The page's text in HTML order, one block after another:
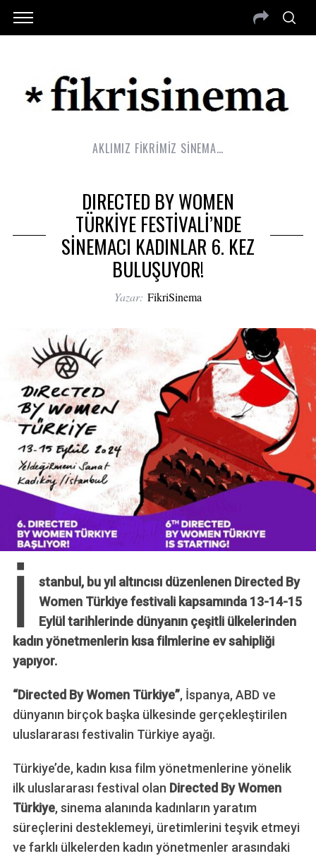
AKLIMIZ FİKRİMİZ SİNEMA…
DIRECTED BY WOMEN
TÜRKİYE FESTİVALİ’NDE
SİNEMACI KADINLAR 6. KEZ
BULUŞUYOR!
Yazar: FikriSinema
İ
stanbul, bu yıl altıncısı düzenlenen Directed By
Women Türkiye festivali kapsamında 13-14-15
Eylül tarihlerinde dünyanın çeşitli ülkelerinden
kadın yönetmenlerin kısa filmlerine ev sahipliği
yapıyor.
“Directed By Women Türkiye”, İspanya, ABD ve
dünyanın birçok başka ülkesinde gerçekleştirilen
uluslararası festivalin Türkiye ayağı.
Türkiye’de, kadın kısa film yönetmenlerine yönelik
ilk uluslararası festival olan Directed By Women
Türkiye, sinema alanında kadınların yaratım
süreçlerini desteklemeyi, üretimlerini teşvik etmeyi
ve farklı ülkelerden kadın yönetmenler arasındaki